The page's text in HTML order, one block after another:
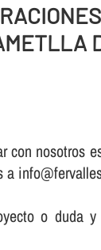
con nosotros
a
o duda